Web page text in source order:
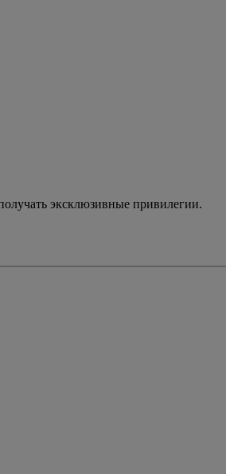
эксклюзивные привилегии.